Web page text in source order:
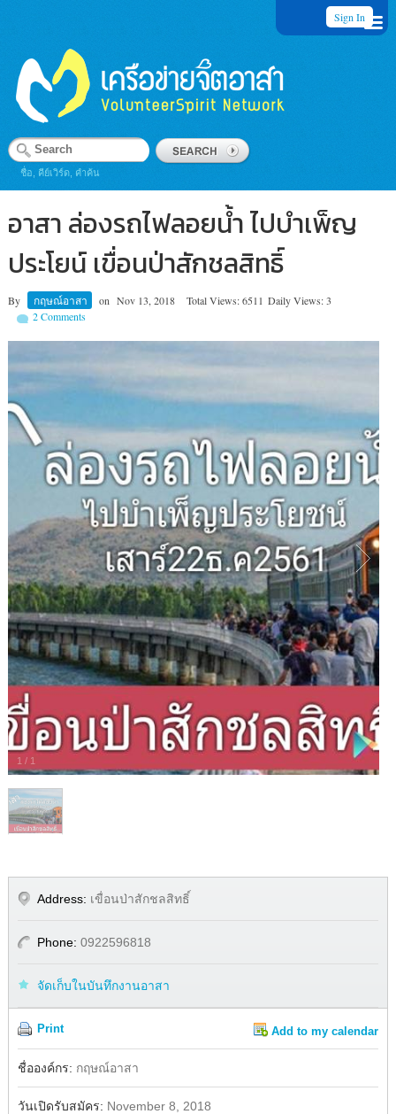
Sign In
ชื่อ, คีย์เวิร์ด, คำค้น
อาสา ล่องรถไฟลอยน้ำ ไปบำเพ็ญ
ประโยน์ เขื่อนป่าสักชลสิทธิ์
By กฤษณ์อาสา on Nov 13, 2018 Total Views: 6511 Daily Views: 3
2 Comments
1 / 1
Address: เขื่อนป่าสักชลสิทธิ์
Phone: 0922596818
จัดเก็บในบันทึกงานอาสา
Print Add to my calendar
ชื่อองค์กร: กฤษณ์อาสา
วันเปิดรับสมัคร: November 8, 2018